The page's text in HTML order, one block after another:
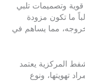
قوية وتصميمات تلبي
ما تكون مزودة
مما يساهم في
المركزية يعتمد
تهويتها، ونوع